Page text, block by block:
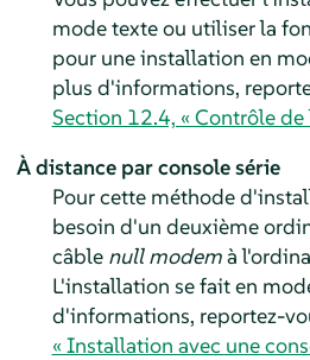
mode texte ou utiliser la
pour une installation en
plus d'informations,
Section 12.4, « Contrôle
À distance par console série
Pour cette méthode
besoin d'un deuxième
câble null modemà
L'installation se fait en
d'informations, reportez-
« Installation avec une